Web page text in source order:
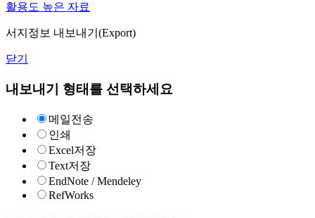
활용도 높은 자료
서지정보 내보내기(Export)
닫기
내보내기 형태를 선택하세요
메일전송
인쇄
Excel저장
Text저장
EndNote / Mendeley
RefWorks